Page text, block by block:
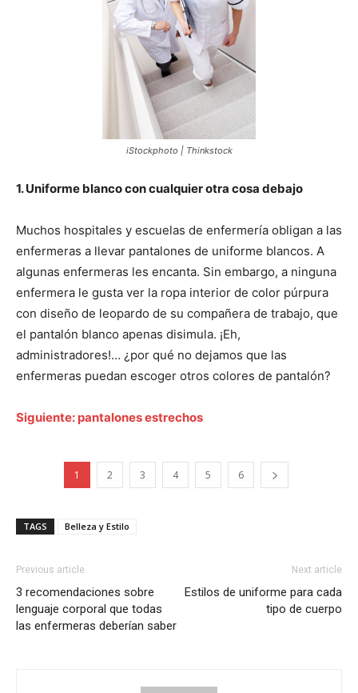
I WANT IN
iStockphoto | Thinkstock
1. Uniforme blanco con cualquier otra cosa debajo
Muchos hospitales y escuelas de enfermería obligan a las
enfermeras a llevar pantalones de uniforme blancos. A
algunas enfermeras les encanta. Sin embargo, a ninguna
enfermera le gusta ver la ropa interior de color púrpura
con diseño de leopardo de su compañera de trabajo, que
el pantalón blanco apenas disimula. ¡Eh,
administradores!… ¿por qué no dejamos que las
enfermeras puedan escoger otros colores de pantalón?
Siguiente: pantalones estrechos
1 2 3 4 5 6
TAGS Belleza y Estilo
Previous article
3 recomendaciones sobre
lenguaje corporal que todas
las enfermeras deberían saber
Next article
Estilos de uniforme para cada
tipo de cuerpo